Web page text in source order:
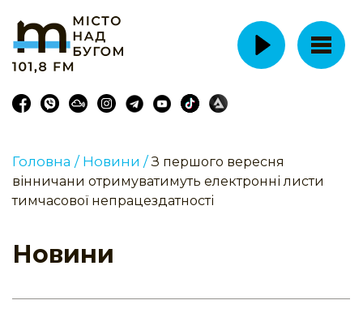
Головна / Новини / З першого вересня
вінничани отримуватимуть електронні листи
тимчасової непрацездатності
Новини